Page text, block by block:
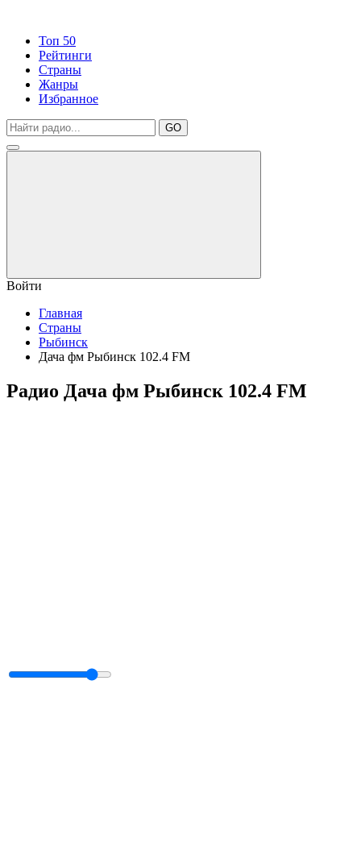
Топ 50
Рейтинги
Страны
Жанры
Избранное
GO
Войти
Главная
Страны
Рыбинск
Дача фм Рыбинск 102.4 FM
Радио Дача фм Рыбинск 102.4 FM